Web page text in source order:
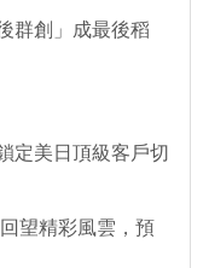
群創」成最後稻
定美日頂級客戶切
望精彩風雲，預